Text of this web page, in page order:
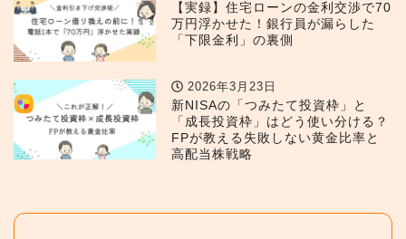
【実録】住宅ローンの金利交渉で70
万円浮かせた！銀行員が漏らした
「下限金利」の裏側
2026年3月23日
新NISAの「つみたて投資枠」と
「成長投資枠」はどう使い分ける？
FPが教える失敗しない黄金比率と
高配当株戦略